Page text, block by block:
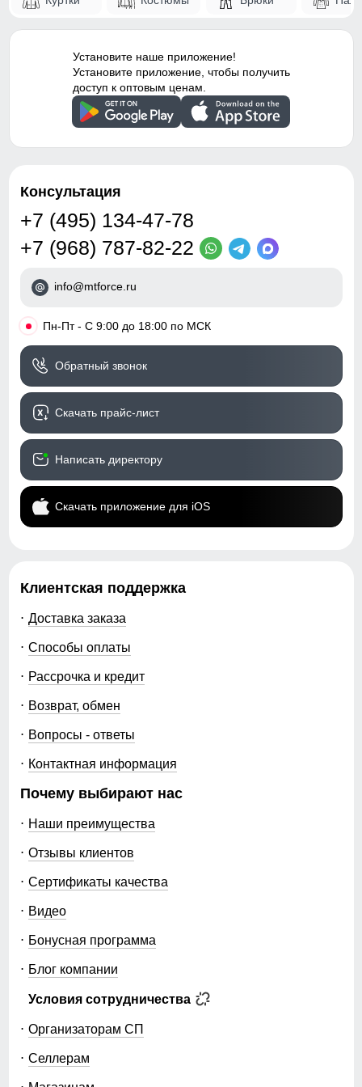
элементы
элемента
Внутренние швы Проклеены
Вид застежки
Двойная молния/липучки/
клапан
материал, дышащий
материал
Дизайн и стиль
Стиль
темноте
Коллекция Осень-зима 2024
Упаковка и размеры
Тип упаковки
Цвет куртки
Описание
ВНИМАНИЕ!!! Товар который куплен с уценкой не
подлежит возврату и обмену.
Горнолыжный костюм без брюк!
Установите наше приложение!
Установите приложение, чтобы получить
доступ к оптовым ценам.
Консультация
+7 (495) 134-47-78
+7 (968) 787-82-22
info@mtforce.ru
• Пн-Пт - С 9:00 до 18:00 по МСК
Обратный звонок
Скачать прайс-лист
Написать директору
Скачать приложение для iOS
Клиентская поддержка
Доставка заказа
Способы оплаты
Рассрочка и кредит
Возврат, обмен
Вопросы - ответы
Контактная информация
Почему выбирают нас
Наши преимущества
Отзывы клиентов
Сертификаты качества
Видео
Бонусная программа
Блог компании
Условия сотрудничества
Организаторам СП
Селлерам